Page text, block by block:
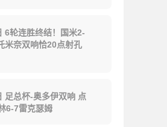
6轮连胜终结！国米2-
米奈双响恰20点射孔
足总杯-奥多伊双响 点
6-7雷克瑟姆